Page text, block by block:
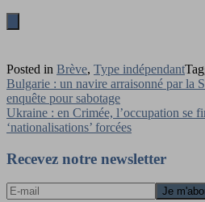
Posted in Brève, Type indépendant
Navigation
de
l’article
Bulgarie : un navire arraisonné par la
enquête pour sabotage
Ukraine : en Crimée, l’occupation se
‘nationalisations’ forcées
Recevez notre newsletter